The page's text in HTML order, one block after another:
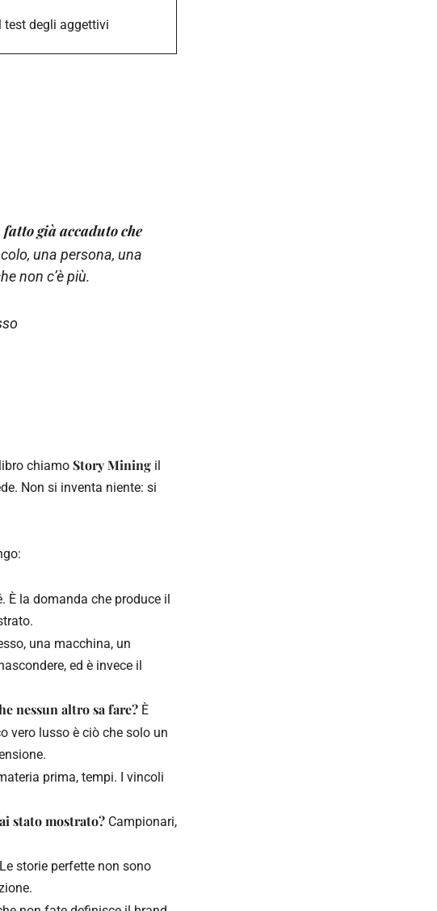
test degli aggettivi
fatto già accaduto che
una persona, una
non c’è più.
chiamo Story Mining il
Non si inventa niente: si
È la domanda che produce il
una macchina, un
ed è invece il
nessun altro sa fare? È
vero lusso è ciò che solo un
prima, tempi. I vincoli
stato mostrato? Campionari,
Le storie perfette non sono